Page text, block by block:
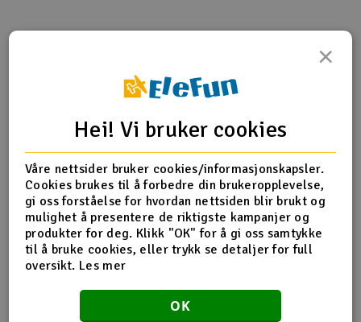
Motor & tilbehør
Raketter
Smarthjem, lek & hobby
Solenergi
Sparkesykler & elkjøretøy
Verktøy, utstyr & tilbehør
Tips en venn Anmeldelser
Produktinformasjon
XR-362651 Ball End 4.9mm With Thread 8mm (2)
Flere detaljer
Produktet er
Reservedeler XRay
×
Hei! Vi bruker cookies
Våre nettsider bruker cookies/informasjonskapsler.
Cookies brukes til å forbedre din brukeropplevelse,
gi oss forståelse for hvordan nettsiden blir brukt og
mulighet å presentere de riktigste kampanjer og
produkter for deg. Klikk "OK" for å gi oss samtykke
til å bruke cookies, eller trykk se detaljer for full
oversikt. Les mer
OK